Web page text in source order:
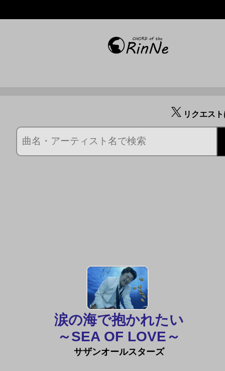
リクエス
涙の海で抱かれたい
～SEA OF LOVE～
サザンオールスターズ